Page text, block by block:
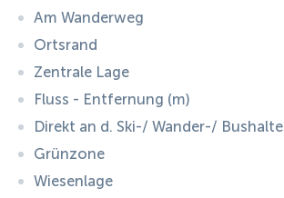
Am Wanderweg
Ortsrand
Zentrale Lage
Fluss - Entfernung (m)
Direkt an d. Ski-/ Wander-/
Grünzone
Wiesenlage